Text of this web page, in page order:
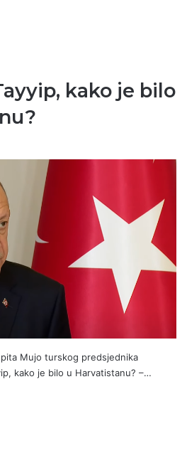
kako je bilo
Mujo turskog predsjednika
kako je bilo u Harvatistanu? –…